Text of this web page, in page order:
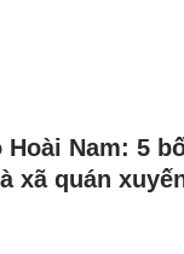
Hoài Nam: 5
xã quán